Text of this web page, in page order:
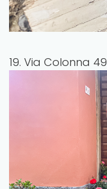
19. Via Colonna 49